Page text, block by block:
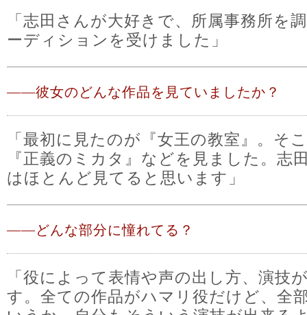
「志田さんが大好きで、所属事務所を
ーディションを受けました」
――彼女のどんな作品を見ていましたか？
「最初に見たのが『女王の教室』。そ
『正義のミカタ』などを見ました。志
はほとんど見てると思います」
――どんな部分に憧れてる？
「役によって表情や声の出し方、演技
す。全ての作品がハマリ役だけど、全